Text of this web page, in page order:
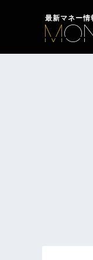
最新マネー情